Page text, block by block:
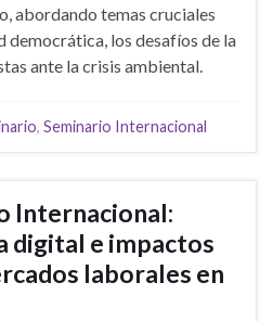
abordando temas cruciales
los desafíos de la
ante la crisis ambiental.
, Seminario Internacional
Internacional:
digital e impactos
laborales en